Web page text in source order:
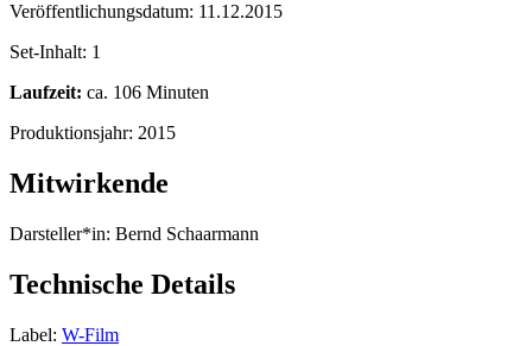
Veröffentlichungsdatum: 11.12.2015
Set-Inhalt: 1
Laufzeit: ca. 106 Minuten
Produktionsjahr: 2015
Mitwirkende
Darsteller*in: Bernd Schaarmann
Technische Details
Label: W-Film